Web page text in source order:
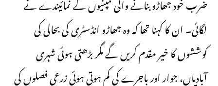
ضرب خود جھاڑو بنانے والی کمپنیوں کے نمائیندے نے
لگائی۔ ان کا کہنا تھا کہ وہ جھاڑو انڈسٹری کی بحالی کی
کوششوں کا خیر مقدم کریں گے مگر بڑھتی ہوئی شہری
آبادیاں، جوار اور باجرے کی کم ہوتی ہوئی زرعی فصلوں کی